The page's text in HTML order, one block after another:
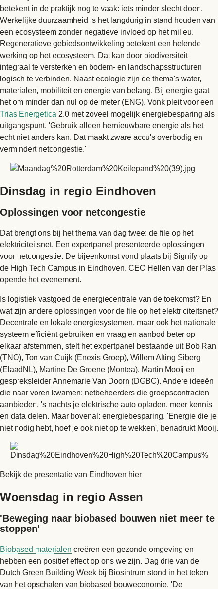
betekent in de praktijk nog te vaak: iets minder slecht doen.
Werkelijke duurzaamheid is het langdurig in stand houden van
een ecosysteem zonder negatieve invloed op het milieu.
Regeneratieve gebiedsontwikkeling betekent een helende
werking op het ecosysteem. Dat kan door biodiversiteit
integraal te versterken en bodem- en landschapsstructuren
logisch te verbinden. Naast ecologie zijn de thema's water,
materialen, mobiliteit en energie van belang. Bij energie gaat
het om minder dan nul op de meter (ENG). Vonk pleit voor een
Trias Energetica 2.0 met zoveel mogelijk energiebesparing als
uitgangspunt. 'Gebruik alleen hernieuwbare energie als het
echt niet anders kan. Dat maakt zware accu's overbodig en
vermindert netcongestie.'
Dinsdag in regio Eindhoven
Oplossingen voor netcongestie
Dat brengt ons bij het thema van dag twee: de file op het
elektriciteitsnet. Een expertpanel presenteerde oplossingen
voor netcongestie. De bijeenkomst vond plaats bij Signify op
de High Tech Campus in Eindhoven. CEO Hellen van der Plas
opende het evenement.
Is logistiek vastgoed de energiecentrale van de toekomst? En
wat zijn andere oplossingen voor de file op het elektriciteitsnet?
Decentrale en lokale energiesystemen, maar ook het nationale
systeem efficiënt gebruiken en vraag en aanbod beter op
elkaar afstemmen, stelt het expertpanel bestaande uit Bob Ran
(TNO), Ton van Cuijk (Enexis Groep), Willem Alting Siberg
(ElaadNL), Martine De Groene (Montea), Martin Mooij en
gespreksleider Annemarie Van Doorn (DGBC). Andere ideeën
die naar voren kwamen: netbeheerders die groepscontracten
aanbieden, 's nachts je elektrische auto opladen, meer kennis
en data delen. Maar bovenal: energiebesparing. 'Energie die je
niet nodig hebt, hoef je ook niet op te wekken', benadrukt Mooij.
Bekijk de presentatie van Eindhoven hier
Woensdag in regio Assen
'Beweging naar biobased bouwen niet meer te
stoppen'
Biobased materialen creëren een gezonde omgeving en
hebben een positief effect op ons welzijn. Dag drie van de
Dutch Green Building Week bij Biosintrum stond in het teken
van het opschalen van biobased bouweconomie. 'De